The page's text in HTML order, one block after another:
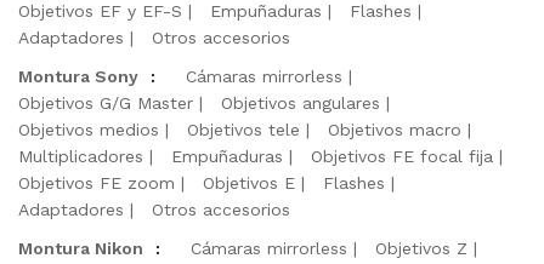
Objetivos EF y EF-S
Empuñaduras
Flashes
Adaptadores
Otros accesorios
Montura Sony
:
Cámaras mirrorless
Objetivos G/G Master
Objetivos angulares
Objetivos medios
Objetivos tele
Objetivos macro
Multiplicadores
Empuñaduras
Objetivos FE focal fija
Objetivos FE zoom
Objetivos E
Flashes
Adaptadores
Otros accesorios
Montura Nikon
: Cámaras mirrorless
Objetivos Z